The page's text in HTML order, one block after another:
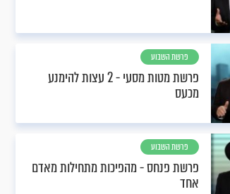
פרשת השבוע
פרשת מטות מסעי - 2 עצות להימנע
מכעס
פרשת השבוע
פרשת פנחס - מהפיכות מתחילות מאדם
אחד